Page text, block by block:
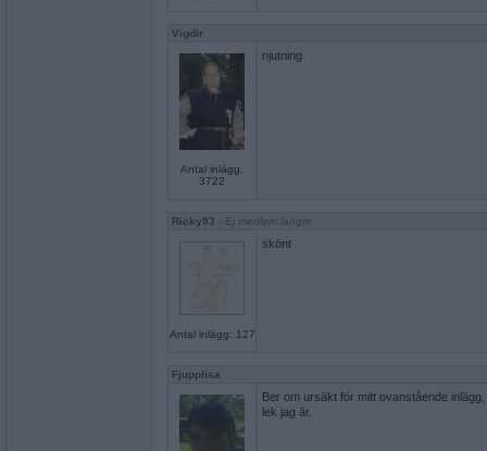
Vigdir
Antal inlägg:
3722
njutning
Ricky93 - Ej medlem längre
Antal inlägg: 127
skönt
Fjupplisa
Ber om ursäkt för mitt ovanstående
lek jag är.